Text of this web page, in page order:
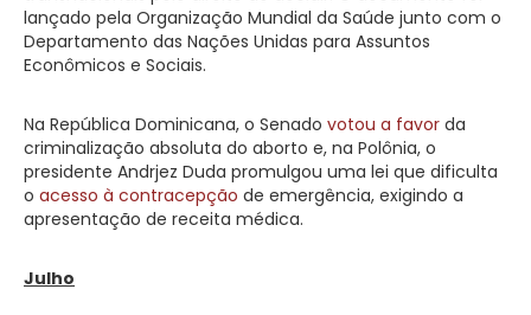
lançado pela Organização Mundial da Saúde junto com o
Departamento das Nações Unidas para Assuntos
Econômicos e Sociais.
Na República Dominicana, o Senado votou a favor da
criminalização absoluta do aborto e, na Polônia, o
presidente Andrjez Duda promulgou uma lei que dificulta
o acesso à contracepção de emergência, exigindo a
apresentação de receita médica.
Julho